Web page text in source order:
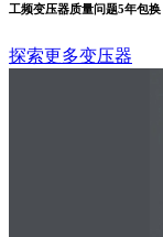
工频变压器质量问题5年包换
探索更多变压器